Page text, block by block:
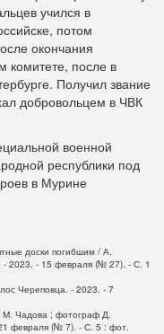
учился в
потом
окончания
комитете, после в
Получил звание
добровольцем в ЧВК
военной
республики под
в Мурине
доски погибшим / А.
2023. - 15 февраля (№ 27). - С. 1
Череповца. - 2023. - 7
М. Чадова ; фотограф Д.
февраля (№ 7). - С. 5 : фот.